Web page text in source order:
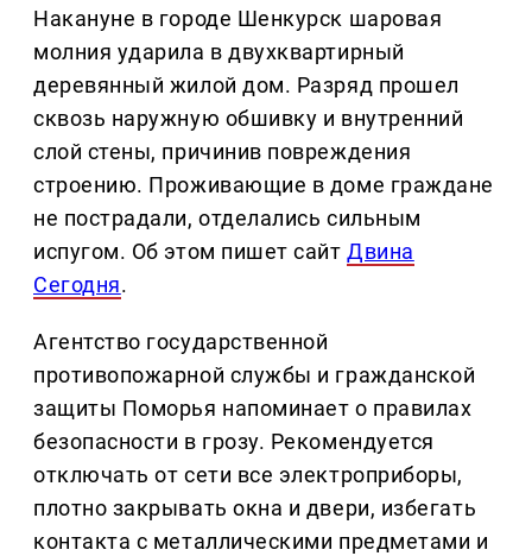
Накануне в городе Шенкурск шаровая
молния ударила в двухквартирный
деревянный жилой дом. Разряд прошел
сквозь наружную обшивку и внутренний
слой стены, причинив повреждения
строению. Проживающие в доме граждане
не пострадали, отделались сильным
испугом. Об этом пишет сайтДвина
Сегодня.
Агентство государственной
противопожарной службы и гражданской
защиты Поморья напоминает о правилах
безопасности в грозу. Рекомендуется
отключать от сети все электроприборы,
плотно закрывать окна и двери, избегать
контакта с металлическими предметами и